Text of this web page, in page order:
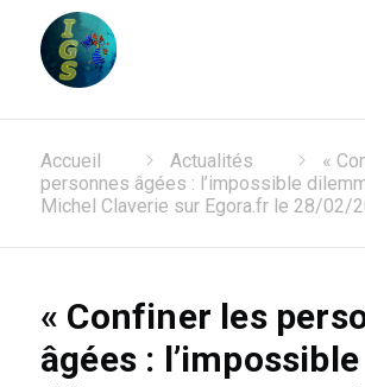
Génomique et
Accueil Actualités
«
personnes âgées : l’impossible
Michel Claverie sur Egora.fr le 28/02/
« Confiner les
âgées : l’impossible